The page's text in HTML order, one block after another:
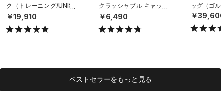
ク（トレーニング/UNISE
X）
￥19,910
クラッシャブル キャップ
（ライフスタイル/UNISE
X）
￥6,490
ッグ（ゴ
￥
ベストセラーをもっと見る